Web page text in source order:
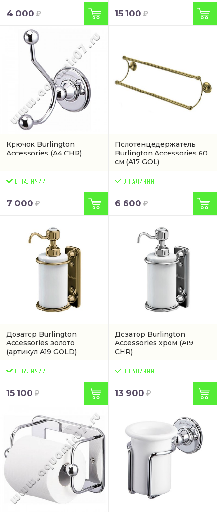
4 000 15 100
Крючок Burlington
Accessories (A4 CHR)
7 000
Полотенцедержатель
Burlington Accessories 60
см (A17 GOL)
6 600
Дозатор Burlington
Accessories золото
(артикул A19 GOLD)
15 100
Дозатор Burlington
Accessories хром (A19
CHR)
13 900